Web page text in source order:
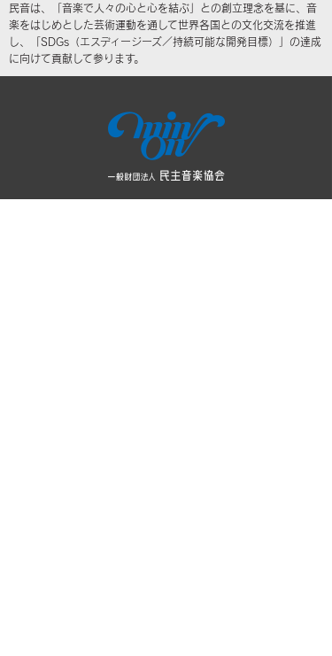
民音は、「音楽で人々の心と心を結ぶ」との創立理念を基に、音
楽をはじめとした芸術運動を通して世界各国との文化交流を推進
し、「SDGs（エスディージーズ／持続可能な開発目標）」の達成
に向けて貢献して参ります。